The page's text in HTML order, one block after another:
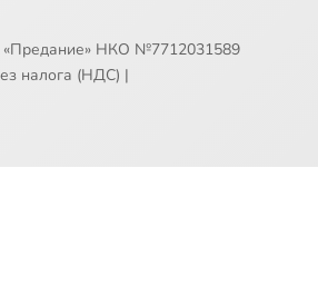
НКО №7712031589
налога (НДС) |